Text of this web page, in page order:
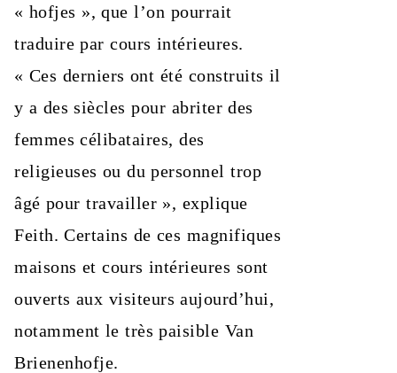
« hofjes », que l’on pourrait
traduire par cours intérieures.
« Ces derniers ont été construits il
y a des siècles pour abriter des
femmes célibataires, des
religieuses ou du personnel trop
âgé pour travailler », explique
Feith. Certains de ces magnifiques
maisons et cours intérieures sont
ouverts aux visiteurs aujourd’hui,
notamment le très paisible Van
Brienenhofje.